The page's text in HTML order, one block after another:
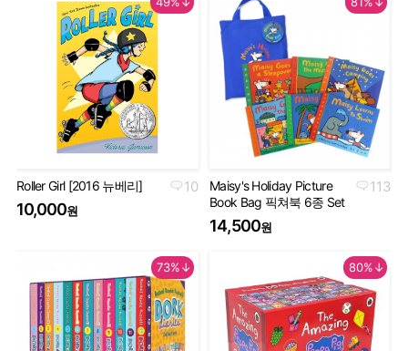
10
Roller Girl [2016 뉴베리]
10,000원
113
Maisy's Holiday Picture
Book Bag 픽쳐북 6종 Set
14,500원
73%↓ 80%↓